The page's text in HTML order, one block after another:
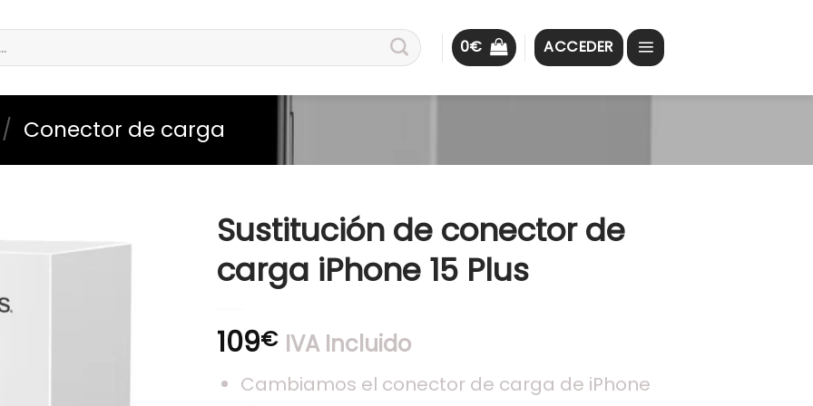
0€ ACCEDER
/ Conector de carga
Sustitución de conector de
carga iPhone 15 Plus
109€ IVA Incluido
Cambiamos el conector de carga de iPhone